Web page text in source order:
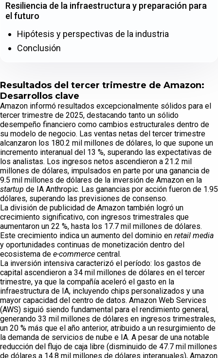
Resultados del tercer trimestre de Amazon:
Desarrollos clave
Amazon informó resultados excepcionalmente sólidos para el
tercer trimestre de 2025, destacando tanto un sólido
desempeño financiero como cambios estructurales dentro de
su modelo de negocio. Las ventas netas del tercer trimestre
alcanzaron los 180.2 mil millones de dólares, lo que supone un
incremento interanual del 13 %, superando las expectativas de
los analistas. Los ingresos netos ascendieron a 21.2 mil
millones de dólares, impulsados en parte por una ganancia de
9.5 mil millones de dólares de la inversión de Amazon en la
startup de IA Anthropic. Las ganancias por acción fueron de 1.95
dólares, superando las previsiones de consenso.
La división de publicidad de Amazon también logró un
crecimiento significativo, con ingresos trimestrales que
aumentaron un 22 %, hasta los 17.7 mil millones de dólares.
Este crecimiento indica un aumento del dominio en retail media
y oportunidades continuas de monetización dentro del
ecosistema de e-commerce central.
La inversión intensiva caracterizó el período: los gastos de
capital ascendieron a 34 mil millones de dólares en el tercer
trimestre, ya que la compañía aceleró el gasto en la
infraestructura de IA, incluyendo chips personalizados y una
mayor capacidad del centro de datos. Amazon Web Services
(AWS) siguió siendo fundamental para el rendimiento general,
generando 33 mil millones de dólares en ingresos trimestrales,
un 20 % más que el año anterior, atribuido a un resurgimiento de
la demanda de servicios de nube e IA. A pesar de una notable
reducción del flujo de caja libre (disminuido de 47.7 mil millones
de dólares a 14.8 mil millones de dólares interanuales), Amazon
Resiliencia de la infraestructura y preparación para
el futuro
Hipótesis y perspectivas de la industria
Conclusión